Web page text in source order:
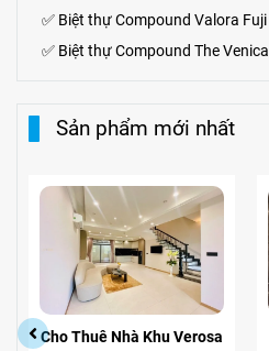
✅ Biệt thự Compound Valora Fuji
✅ Biệt thự Compound The Venica
Sản phẩm mới nhất
Cho Thuê Nhà Khu Verosa